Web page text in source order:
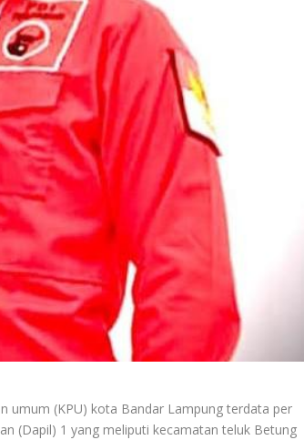
umum (KPU) kota Bandar Lampung terdata per
(Dapil) 1 yang meliputi kecamatan teluk Betung